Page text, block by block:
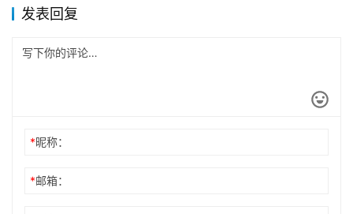
发表回复
*昵称：
*邮箱：